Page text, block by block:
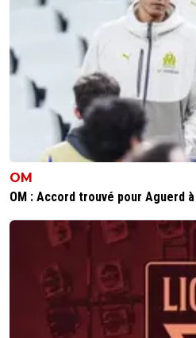
Répondre
le-footeux-lucide
c
Répondre
OM
OM : Accord trouvé pour Aguerd